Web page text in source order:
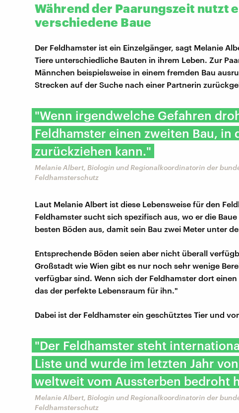
Während der Paarungszeit nutzt
verschiedene Baue
Der Feldhamster ist ein Einzelgänger, sagt Melanie
Tiere unterschiedliche Bauten in ihrem Leben. Zur
Männchen beispielsweise in einem fremden Bau
Strecken auf der Suche nach einer Partnerin
"Wenn irgendwelche Gefahren
Feldhamster einen zweiten Bau, in
zurückziehen kann."
Melanie Albert, Biologin und Regionalkoordinatorin der
Feldhamsterschutz
Laut Melanie Albert ist diese Lebensweise für den
Feldhamster sucht sich spezifisch aus, wo er die
besten Böden aus, damit sein Bau zwei Meter unter
Entsprechende Böden seien aber nicht überall
Großstadt wie Wien gibt es nur noch sehr wenige
verfügbar sind. Wenn sich der Feldhamster dort
das der perfekte Lebensraum für ihn."
Dabei ist der Feldhamster ein geschütztes Tier und
"Der Feldhamster steht
Liste und wurde im letzten Jahr
weltweit vom Aussterben bedroht
Melanie Albert, Biologin und Regionalkoordinatorin der
Feldhamsterschutz